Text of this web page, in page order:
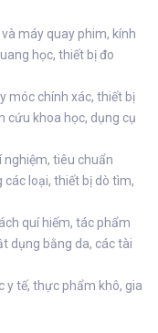
máy quay phim, kính
học, thiết bị đo
móc chính xác, thiết bị
cứu khoa học, dụng cụ
nghiệm, tiêu chuẩn
loại, thiết bị dò tìm,
quí hiếm, tác phẩm
dụng bằng da, các tài
y tế, thực phẩm khô, gia